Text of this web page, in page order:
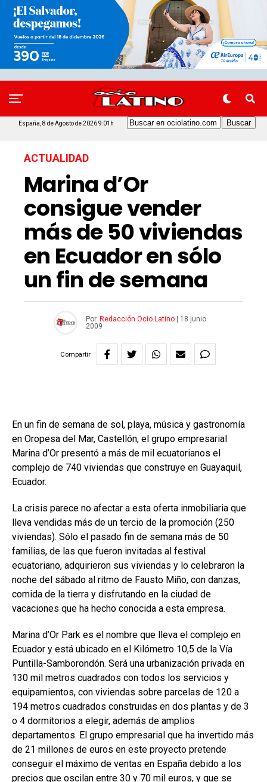
España, 8 de Agosto de 2026 9:01h
ACTUALIDAD
Marina d’Or
consigue vender
más de 50 viviendas
en Ecuador en sólo
un fin de semana
Por Redacción Ocio Latino|
18 junio
2009
Compartir
En un fin de semana de sol, playa, música y gastronomía
en Oropesa del Mar, Castellón, el grupo empresarial
Marina d’Or presentó a más de mil ecuatorianos el
complejo de 740 viviendas que construye en Guayaquil,
Ecuador.
La crisis parece no afectar a esta oferta inmobiliaria que
lleva vendidas más de un tercio de la promoción (250
viviendas). Sólo el pasado fin de semana más de 50
familias, de las que fueron invitadas al festival
ecuatoriano, adquirieron sus viviendas y lo celebraron la
noche del sábado al ritmo de Fausto Miño, con danzas,
comida de la tierra y disfrutando en la ciudad de
vacaciones que ha hecho conocida a esta empresa.
Marina d’Or Park es el nombre que lleva el complejo en
Ecuador y está ubicado en el Kilómetro 10,5 de la Vía
Puntilla-Samborondón. Será una urbanización privada en
130 mil metros cuadrados con todos los servicios y
equipamientos, con viviendas sobre parcelas de 120 a
194 metros cuadrados construidas en dos plantas y de 3
o 4 dormitorios a elegir, además de amplios
departamentos. El grupo empresarial que ha invertido más
de 21 millones de euros en este proyecto pretende
conseguir el máximo de ventas en España debido a los
precios que oscilan entre 30 y 70 mil euros, y que se